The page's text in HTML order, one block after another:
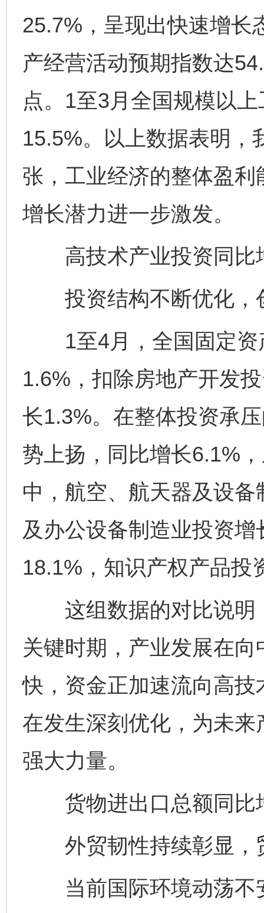
25.7%，呈现出快速增长
产经营活动预期指数达
点。1至3月全国规模以
15.5%。以上数据表明，
张，工业经济的整体盈
增长潜力进一步激发。
高技术产业投资同比
投资结构不断优化，
1至4月，全国固定资
1.6%，扣除房地产开发
长1.3%。在整体投资承
势上扬，同比增长6.1%
中，航空、航天器及设
及办公设备制造业投资
18.1%，知识产权产品投
这组数据的对比说明
关键时期，产业发展在
快，资金正加速流向高
在发生深刻优化，为未
强大力量。
货物进出口总额同比
外贸韧性持续彰显，
当前国际环境动荡不